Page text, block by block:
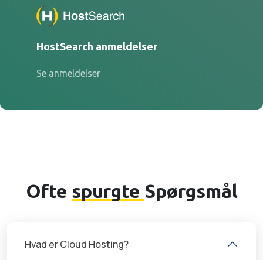
HostSearch anmeldelser
Se anmeldelser
Ofte spurgte Spørgsmål
Hvad er Cloud Hosting?